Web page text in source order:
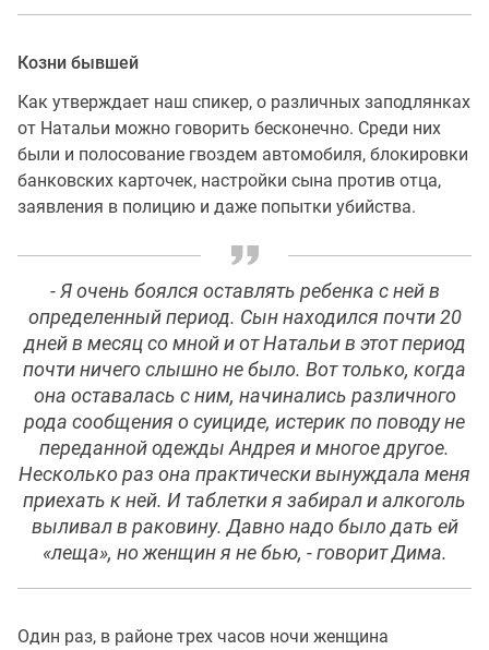
Козни бывшей
Как утверждает наш спикер, о различных заподлянках
от Натальи можно говорить бесконечно. Среди них
были и полосование гвоздем автомобиля, блокировки
банковских карточек, настройки сына против отца,
заявления в полицию и даже попытки убийства.
- Я очень боялся оставлять ребенка с ней в
определенный период. Сын находился почти 20
дней в месяц со мной и от Натальи в этот период
почти ничего слышно не было. Вот только, когда
она оставалась с ним, начинались различного
рода сообщения о суициде, истерик по поводу не
переданной одежды Андрея и многое другое.
Несколько раз она практически вынуждала меня
приехать к ней. И таблетки я забирал и алкоголь
выливал в раковину. Давно надо было дать ей
«леща», но женщин я не бью, - говорит Дима.
Один раз, в районе трех часов ночи женщина